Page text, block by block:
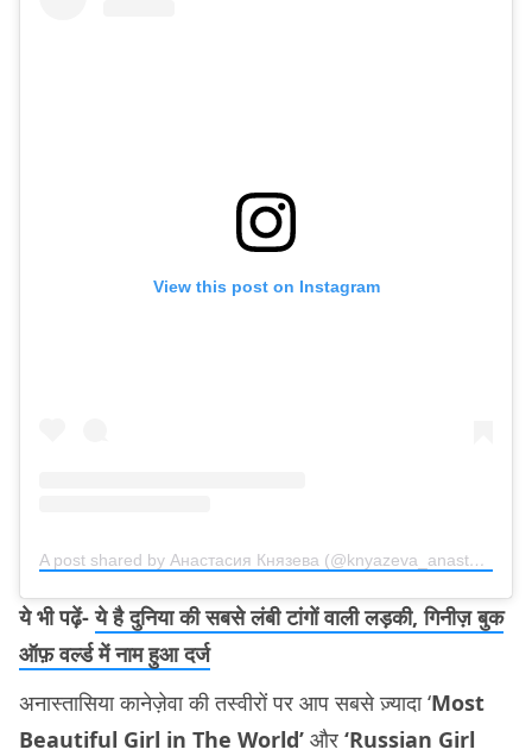
View this post on Instagram
A post shared by Анастасия Князева (@knyazeva_anastasiya_official)
ये भी पढ़ें-ये है दुनिया की सबसे लंबी टांगों वाली लड़की, गिनीज़ बुक
ऑफ़ वर्ल्ड में नाम हुआ दर्ज
अनास्तासिया कानेज़ेवा की तस्वीरों पर आप सबसे ज़्यादा ‘Most
Beautiful Girl in The World’ और ‘Russian Girl